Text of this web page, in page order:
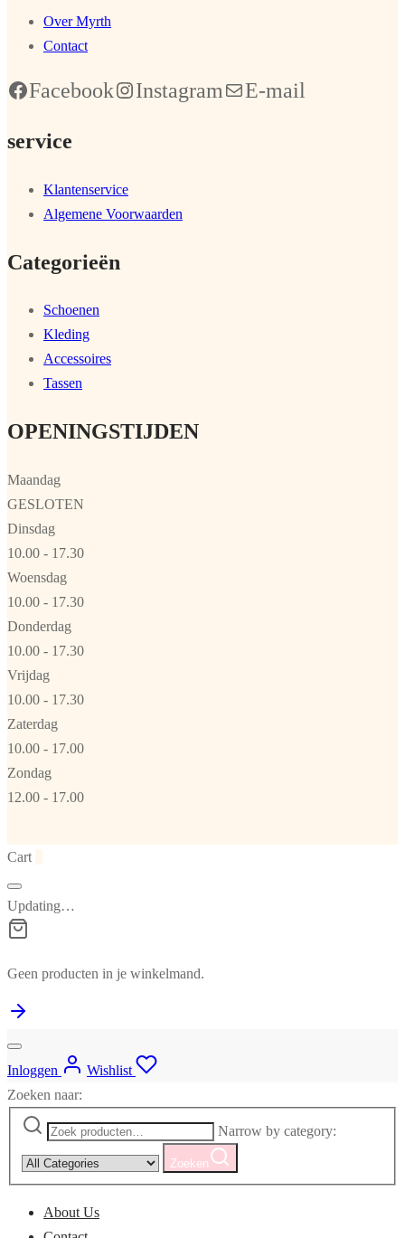
Over Myrth
Contact
Facebook Instagram E-mail
service
Klantenservice
Algemene Voorwaarden
Categorieën
Schoenen
Kleding
Accessoires
Tassen
OPENINGSTIJDEN
Maandag
GESLOTEN
Dinsdag
10.00 - 17.30
Woensdag
10.00 - 17.30
Donderdag
10.00 - 17.30
Vrijdag
10.00 - 17.30
Zaterdag
10.00 - 17.00
Zondag
12.00 - 17.00
Cart
Updating…
Geen producten in je winkelmand.
Inloggen
Wishlist
Zoeken naar:
Narrow by category:
Zoeken
About Us